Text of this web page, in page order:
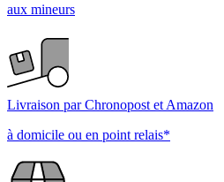
aux mineurs
Livraison par Chronopost et Amazon
à domicile ou en point relais*